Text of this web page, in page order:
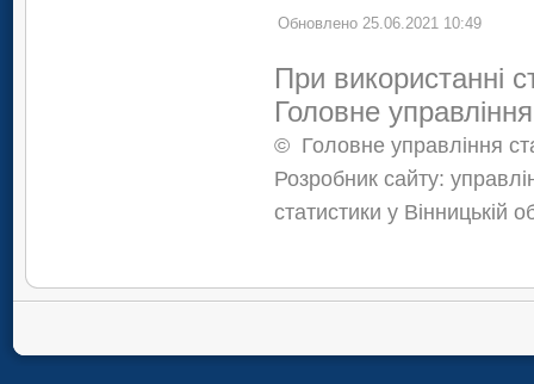
Обновлено 25.06.2021 10:49
При використанні
Головне
© Головне управління
Розробник сайту:
статистики у Вінницькій